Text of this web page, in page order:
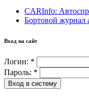
CARInfo:
Бортовой журнал
Вход на сайт
Логин: *
Пароль: *